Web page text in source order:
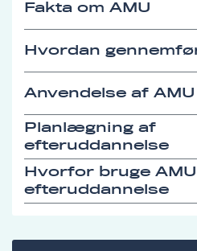
Fakta om AMU
Hvordan
Anvendelse af AMU
Planlægning af
efteruddannelse
Hvorfor bruge
efteruddannelse